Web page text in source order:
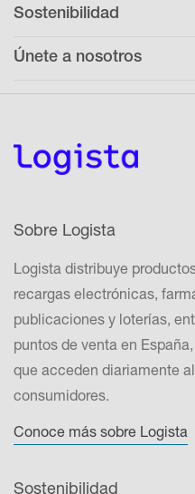
Sostenibilidad
Únete a nosotros
Sobre Logista
Logista distribuye
recargas electrónicas,
publicaciones y loterías,
puntos de venta en
que acceden diariamente
consumidores.
Conoce más sobre Logista
Sostenibilidad